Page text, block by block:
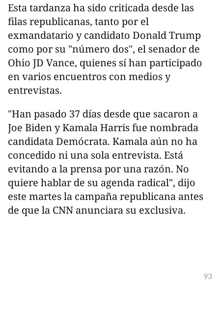
Esta tardanza ha sido criticada desde las
filas republicanas, tanto por el
exmandatario y candidato Donald Trump
como por su "número dos", el senador de
Ohio JD Vance, quienes sí han participado
en varios encuentros con medios y
entrevistas.
"Han pasado 37 días desde que sacaron a
Joe Biden y Kamala Harris fue nombrada
candidata Demócrata. Kamala aún no ha
concedido ni una sola entrevista. Está
evitando a la prensa por una razón. No
quiere hablar de su agenda radical", dijo
este martes la campaña republicana antes
de que la CNN anunciara su exclusiva.
93